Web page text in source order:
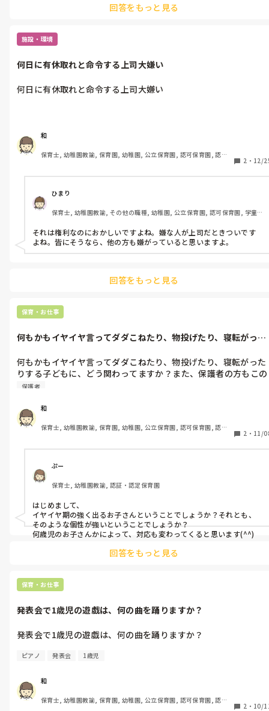
回答をもっと見る
施設・環境
何日に有休取れと命令する上司大嫌い
何日に有休取れと命令する上司大嫌い
和
保育士, 幼稚園教諭, 保育園, 幼稚園, 公立保育園, 認可保育園, 認
所, 児童施設, 児童養護施設, 児童発達支援施設, 乳児院, その他の職
2 ・ 12/
ひまり
保育士, 幼稚園教諭, その他の職種, 幼稚園, 公立保育園, 認可保育園, 学童
それは権利なのにおかしいですよね。嫌な人が上司だときついです
よね。皆にそうなら、他の方も嫌がっていると思いますよ。
回答をもっと見る
保育・お仕事
何もかもイヤイヤ言ってダダこねたり、物投げたり、寝転がった
何もかもイヤイヤ言ってダダこねたり、物投げたり、寝転がった
りする子どもに、どう関わってますか？また、保護者の方もこの
事で悩み相談されてます。保護者にどのように話しますか？
保護者
和
保育士, 幼稚園教諭, 保育園, 幼稚園, 公立保育園, 認可保育園, 認
所, 児童施設, 児童養護施設, 児童発達支援施設, 乳児院, その他の職
2 ・ 11/
ぷー
保育士, 幼稚園教諭, 認証・認定保育園
はじめまして、
イヤイヤ期の強く出るお子さんということでしょうか？それとも、
そのような個性が強いということでしょうか？
何歳児のお子さんかによって、対応も変わってくると思います(^^)
回答をもっと見る
保育・お仕事
発表会で1歳児の遊戯は、何の曲を踊りますか？
発表会で1歳児の遊戯は、何の曲を踊りますか？
ピアノ 発表会 1歳児
和
保育士, 幼稚園教諭, 保育園, 幼稚園, 公立保育園, 認可保育園, 認
2 ・ 10/